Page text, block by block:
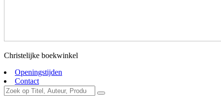
Christelijke boekwinkel
Openingstijden
Contact